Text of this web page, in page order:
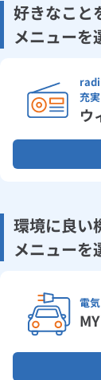
好きなこと
メニューを
充
ウ
環境に良い
メニューを
電